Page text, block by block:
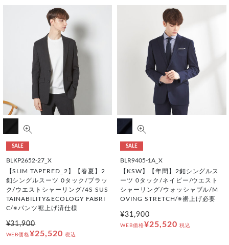
SALE
BLKP2652-27_X
【SLIM TAPERED_2】【春夏】2
釦シングルスーツ 0タック/ブラッ
ク/ウエストシャーリング/4S SUS
TAINABILITY&ECOLOGY FABRI
C/※パンツ裾上げ済仕様
¥31,900
WEB価格¥25,520 税込
SALE
BLR9405-1A_X
【KSW】【年間】2釦シングルス
ーツ 0タック/ネイビー/ウエスト
シャーリング/ウォッシャブル/M
OVING STRETCH/※裾上げ必要
¥31,900
WEB価格¥25,520 税込